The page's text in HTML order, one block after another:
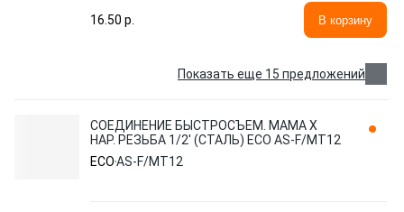
16.50 p.
В корзину
Показать еще 15 предложений
СОЕДИНЕНИЕ БЫСТРОСЪЕМ. МАМА Х
НАР. РЕЗЬБА 1/2' (СТАЛЬ) ECO AS-F/MT12
ECOAS-F/MT12